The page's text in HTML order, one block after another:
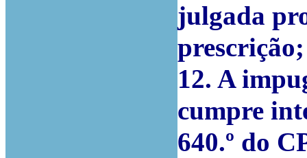
julgada
prescrição;
12. A
cumpre
640.º do